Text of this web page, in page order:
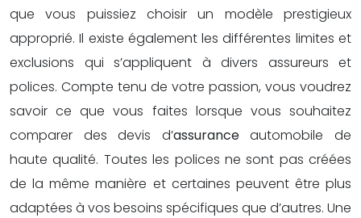
que vous puissiez choisir un modèle prestigieux
approprié. Il existe également les différentes limites et
exclusions qui s’appliquent à divers assureurs et
polices. Compte tenu de votre passion, vous voudrez
savoir ce que vous faites lorsque vous souhaitez
comparer des devis d’assuranceautomobile de
haute qualité. Toutes les polices ne sont pas créées
de la même manière et certaines peuvent être plus
adaptées à vos besoins spécifiques que d’autres. Une